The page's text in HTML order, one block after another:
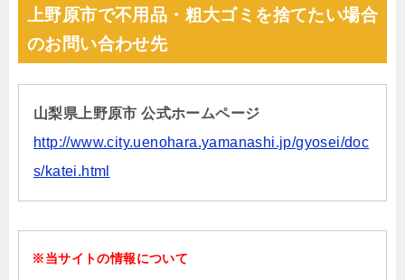
上野原市で不用品・粗大ゴミを捨てたい場合
のお問い合わせ先
山梨県上野原市 公式ホームページ
http://www.city.uenohara.yamanashi.jp/gyosei/doc
s/katei.html
※当サイトの情報について